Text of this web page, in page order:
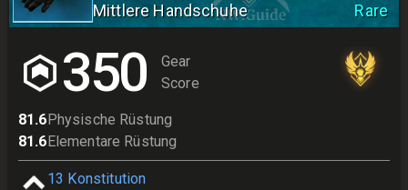
Mittlere Handschuhe Rare
350
Gear
Score
81.6Physische Rüstung
81.6Elementare Rüstung
13 Konstitution